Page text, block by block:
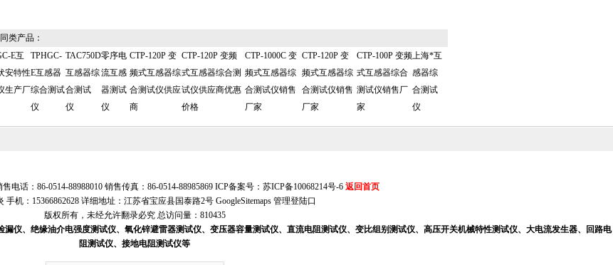
类产品：
E互
安特性
生产厂
TPHGC-
E互感器
综合测试
仪
TAC750D
互感器综
合测试
仪
零序电
流互感
器测试
仪
CTP-120P 变
频式互感器综
合测试仪供应
商
CTP-120P 变频
式互感器综合测
试仪供应商优惠
价格
CTP-1000C 变
频式互感器综
合测试仪销售
厂家
CTP-120P 变
频式互感器综
合测试仪销售
厂家
CTP-100P 变频
式互感器综合
测试仪销售厂
家
上海*互
感器综
合测试
仪
电话：86-0514-88988010 销售传真：86-0514-88985869 ICP备案号： 苏ICP备10068214号-6 返回首页
手机：15366862628 详细地址：江苏省宝应县国泰路2号 GoogleSitemaps 管理登陆口
版权所有，未经允许翻录必究 总访问量：810435
仪、绝缘油介电强度测试仪、氧化锌避雷器测试仪、变压器容量测试仪、直流电阻测试仪、变比组别测试仪、高压开关机械特性测试仪、大电流发生器、回路电
阻测试仪、接地电阻测试仪等